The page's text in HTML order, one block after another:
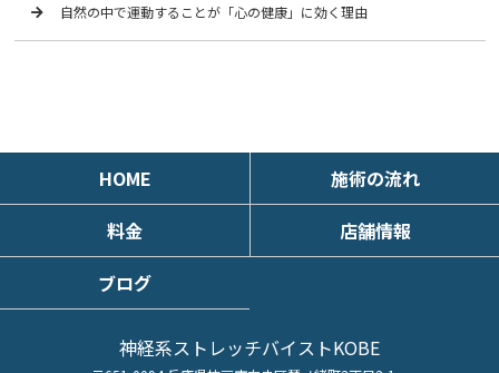
自然の中で運動することが「心の健康」に効く理由
HOME
施術の流れ
料金
店舗情報
ブログ
神経系ストレッチバイストKOBE